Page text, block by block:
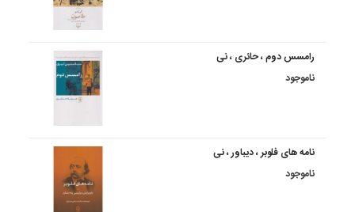
رامسس دوم ، حائری ، نی
ناموجود
نامه های فلوبر ، دیباور ، نی
ناموجود